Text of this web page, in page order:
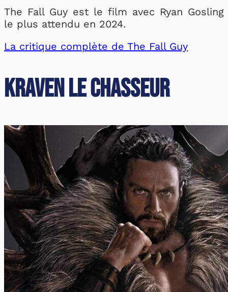
The Fall Guy est le film avec Ryan Gosling
le plus attendu en 2024.
La critique complète de The Fall Guy
Kraven le Chasseur